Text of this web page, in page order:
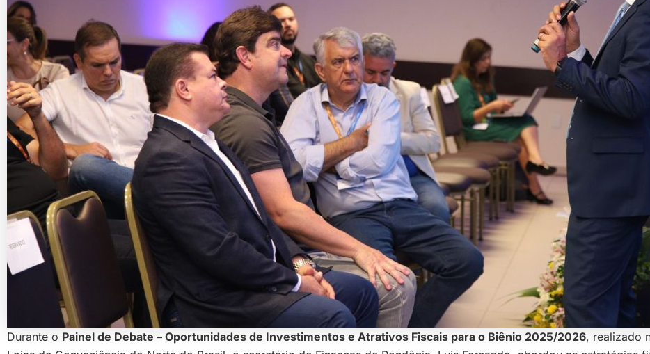
Durante o Painel de Debate – Oportunidades de Investimentos e Atrativos Fiscais para o Biênio 2025/2026, realizado